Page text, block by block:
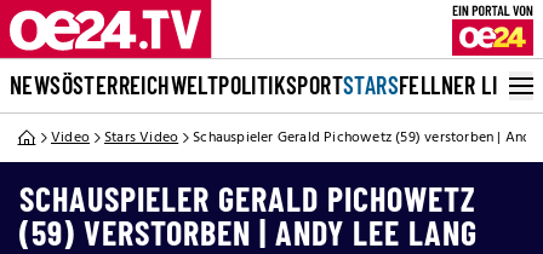
NEWSÖSTERREICHWELTPOLITIKSPORTSTARSFELLNER LIVE
Video Stars Video Schauspieler Gerald Pichowetz (59) verstorben | Andy
SCHAUSPIELER GERALD PICHOWETZ
(59) VERSTORBEN | ANDY LEE LANG